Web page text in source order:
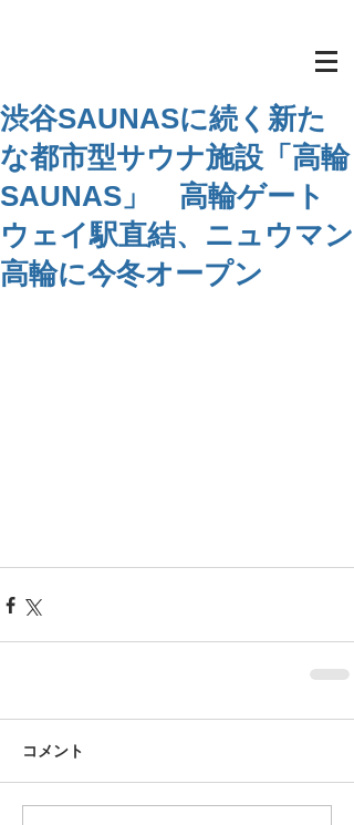
渋谷SAUNASに続く新た
な都市型サウナ施設「高輪
SAUNAS」 高輪ゲート
ウェイ駅直結、ニュウマン
高輪に今冬オープン
コメント